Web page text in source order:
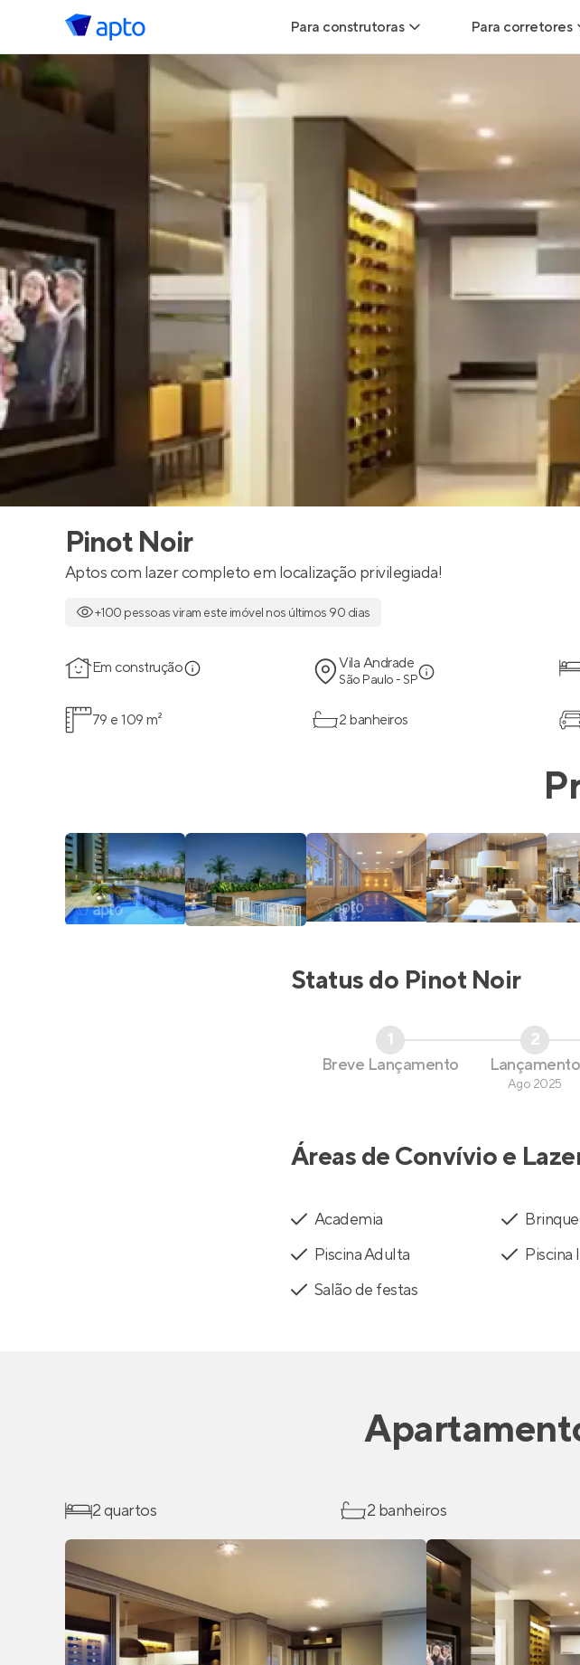
Para construtoras
Geração de Leads
Geração de Visitas
Geração de Vendas
Maiores Construtoras
Parcerias Imobiliárias
Anunciar Imóveis
Para corretores
Corretor+
Hub de
Perfil
Pinot Noir
Aptos com lazer completo em localização privilegiada!
+100 pessoas viram este imóvel nos últimos 90 dias
Em construção Vila Andrade
São Paulo - SP
79 e 109 m² 2 banheiros
Status do Pinot Noir
1
Breve Lançamento
2
Lançamento
Ago 2025
Áreas de Convívio e
Academia
Piscina Adulta
Piscina
Salão de festas
2 quartos 2 banheiros